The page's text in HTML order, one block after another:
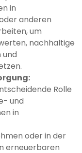
in
anderen
um
nachhaltige
und
Rolle
und
in
oder in der
erneuerbaren